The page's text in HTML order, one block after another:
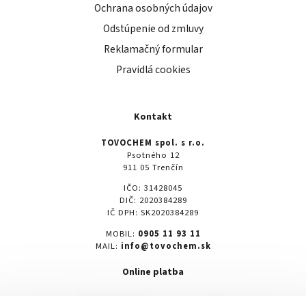
Ochrana osobných údajov
Odstúpenie od zmluvy
Reklamačný formular
Pravidlá cookies
Kontakt
TOVOCHEM spol. s r.o.
Psotného 12
911 05 Trenčín
IČO: 31428045
DIČ: 2020384289
IČ DPH: SK2020384289
MOBIL: 0905 11 93 11
MAIL: info@tovochem.sk
Online platba